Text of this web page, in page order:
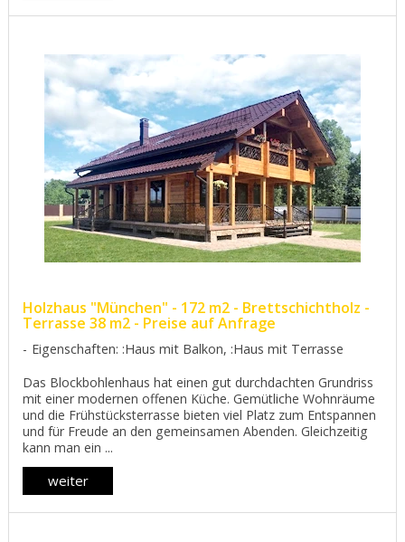
Holzhaus "München" - 172 m2 - Brettschichtholz -
Terrasse 38 m2 - Preise auf Anfrage
Eigenschaften: :Haus mit Balkon, :Haus mit Terrasse
Das Blockbohlenhaus hat einen gut durchdachten Grundriss
mit einer modernen offenen Küche. Gemütliche Wohnräume
und die Frühstücksterrasse bieten viel Platz zum Entspannen
und für Freude an den gemeinsamen Abenden. Gleichzeitig
kann man ein ...
weiter